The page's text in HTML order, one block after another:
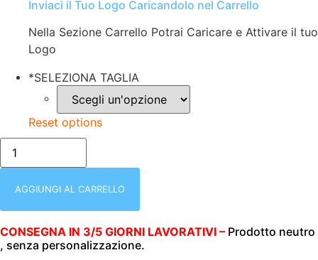
Inviaci il Tuo Logo Caricandolo nel Carrello
Nella Sezione Carrello Potrai Caricare e Attivare il tuo
Logo
*SELEZIONA TAGLIA
Reset options
FELPA
UNISEX
(UOMO|DONNA)
ZIP
|
GR/M2
|
AGGIUNGI AL CARRELLO
CONSEGNA IN 3/5 GIORNI LAVORATIVI – Prodotto neutro
, senza personalizzazione.